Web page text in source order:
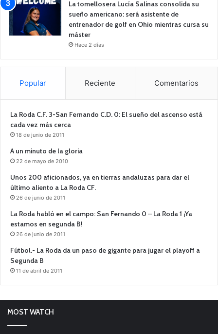
La tomellosera Lucía Salinas consolida su
sueño americano: será asistente de
entrenador de golf en Ohio mientras cursa su
máster
Hace 2 días
Popular Reciente Comentarios
La Roda C.F. 3-San Fernando C.D. 0: El sueño del ascenso está
cada vez más cerca
18 de junio de 2011
A un minuto de la gloria
22 de mayo de 2010
Unos 200 aficionados, ya en tierras andaluzas para dar el
último aliento a La Roda CF.
26 de junio de 2011
La Roda habló en el campo: San Fernando 0 – La Roda 1 ¡Ya
estamos en segunda B!
26 de junio de 2011
Fútbol.- La Roda da un paso de gigante para jugar el playoff a
Segunda B
11 de abril de 2011
MOST WATCH